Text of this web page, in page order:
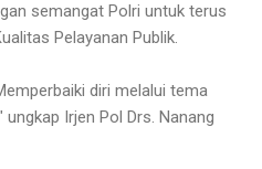
semangat Polri untuk terus
Pelayanan Publik.
diri melalui tema
Irjen Pol Drs. Nanang